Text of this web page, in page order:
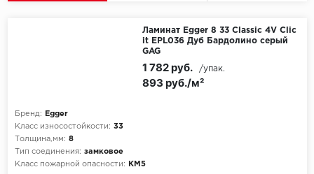
Ламинат Egger 8 33 Classic 4V Clic
it EPL036 Дуб Бардолино серый
GAG
Бренд:
Egger
Класс износостойкости: 33
Толщина,мм: 8
Тип соединения: замковое
Класс пожарной опасности:
КМ5
893 руб./м²
1 782 руб. /упак.